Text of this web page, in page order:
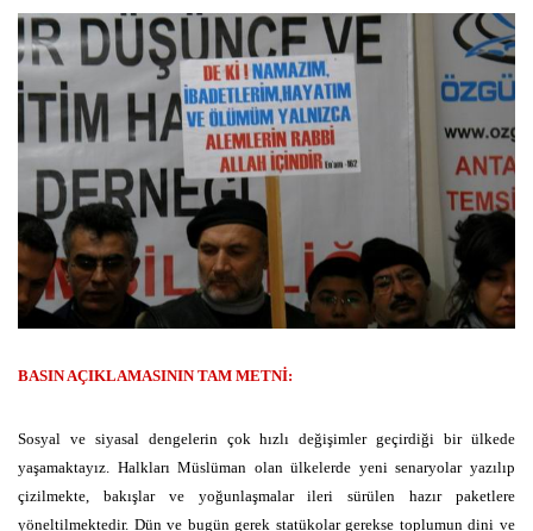
BASIN AÇIKLAMASININ TAM METNİ:
Sosyal ve siyasal dengelerin çok hızlı değişimler geçirdiği bir ülkede
yaşamaktayız. Halkları Müslüman olan ülkelerde yeni senaryolar yazılıp
çizilmekte, bakışlar ve yoğunlaşmalar ileri sürülen hazır paketlere
yöneltilmektedir. Dün ve bugün gerek statükolar gerekse toplumun dini ve